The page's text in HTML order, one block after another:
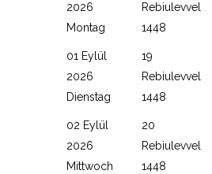
2026
Montag
Rebiulevvel
1448
01 Eylül
2026
Dienstag
19
Rebiulevvel
1448
02 Eylül
2026
Mittwoch
20
Rebiulevvel
1448